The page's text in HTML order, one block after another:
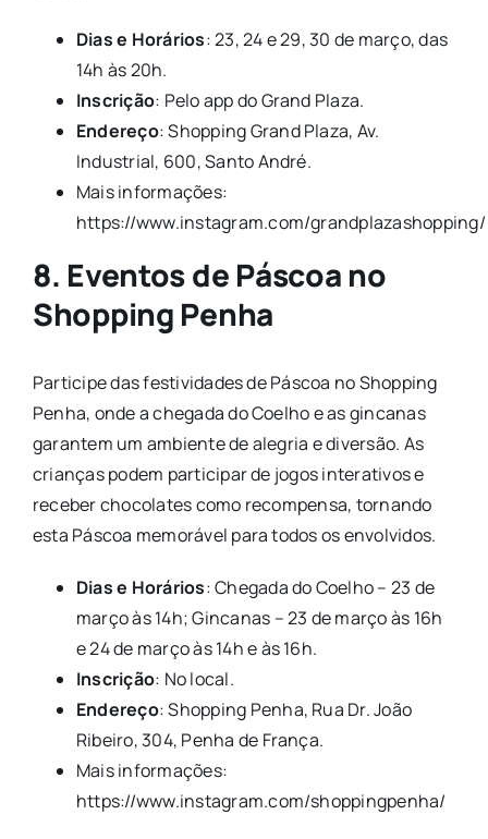
Dias e Horários: 23, 24 e 29, 30 de março, das
14h às 20h.
Inscrição: Pelo app do Grand Plaza.
Endereço: Shopping Grand Plaza, Av.
Industrial, 600, Santo André.
Mais informações:
https://www.instagram.com/grandplazashopping/
8. Eventos de Páscoa no
Shopping Penha
Participe das festividades de Páscoa no Shopping
Penha, onde a chegada do Coelho e as gincanas
garantem um ambiente de alegria e diversão. As
crianças podem participar de jogos interativos e
receber chocolates como recompensa, tornando
esta Páscoa memorável para todos os envolvidos.
Dias e Horários: Chegada do Coelho – 23 de
março às 14h; Gincanas – 23 de março às 16h
e 24 de março às 14h e às 16h.
Inscrição: No local.
Endereço: Shopping Penha, Rua Dr. João
Ribeiro, 304, Penha de França.
Mais informações:
https://www.instagram.com/shoppingpenha/